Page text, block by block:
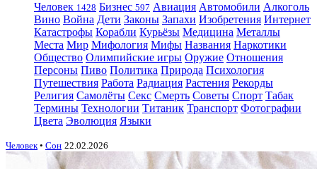
Человек 1428 Бизнес 597 Авиация Автомобили Алкоголь
Вино Война Дети Законы Запахи Изобретения Интернет
Катастрофы Корабли Курьёзы Медицина Металлы
Места Мир Мифология Мифы Названия Наркотики
Общество Олимпийские игры Оружие Отношения
Персоны Пиво Политика Природа Психология
Путешествия Работа Радиация Растения Рекорды
Религия Самолёты Секс Смерть Советы Спорт Табак
Термины Технологии Титаник Транспорт Фотографии
Цвета Эволюция Языки
Человек• Сон 22.02.2026